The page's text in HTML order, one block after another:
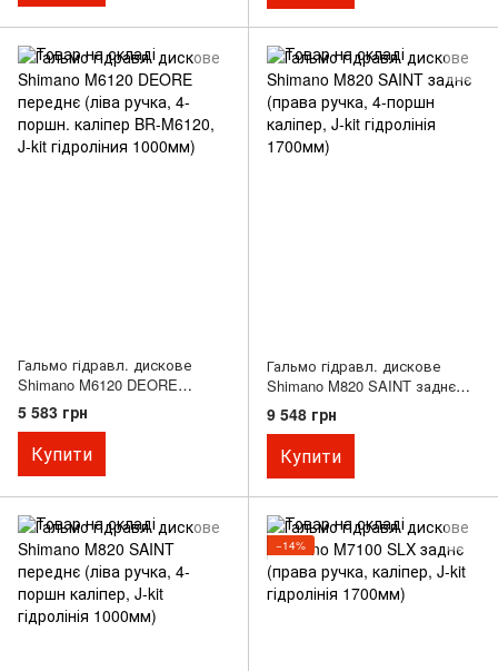
Гальмо гідравл. дискове
Shimano M6120 DEORE
переднє (ліва ручка, 4-поршн.
каліпер BR-M6120, J-kit
гідроліния 1000мм)
5 583 грн
Купити
Гальмо гідравл. дискове
Shimano M820 SAINT заднє
(права ручка, 4-поршн
каліпер, J-kit гідролінія
1700мм)
9 548 грн
Купити
−14%